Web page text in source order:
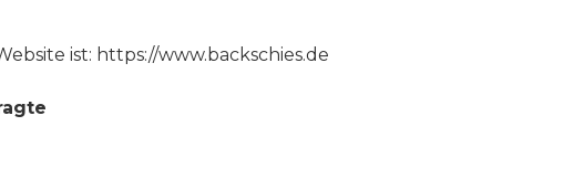
ist: https://www.backschies.de